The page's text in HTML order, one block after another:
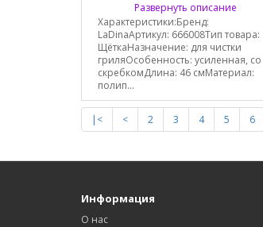
Развернуть описание
Характеристики:Бренд:
LaDinaАртикул: 666008Тип товара:
ЩёткаНазначение: для чистки
гриляОсобенность: усиленная, со
скребкомДлина: 46 смМатериал:
полип...
|< < 2 3 4 5 6
Информация
О нас